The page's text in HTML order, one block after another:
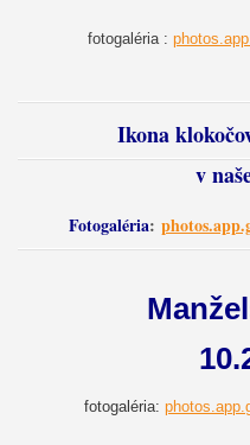
fotogaléria :
Ikona
v
Fotogaléria:
fotogaléria: